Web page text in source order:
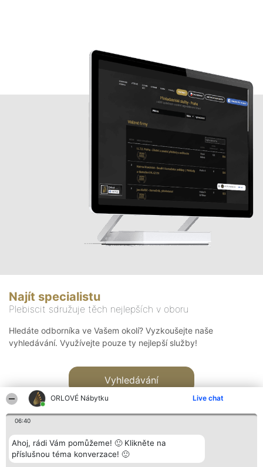
ORLOVÉ Nábytku Live chat
06:40
Ahoj, rádi Vám pomůžeme! 🙂 Klikněte na
příslušnou téma konverzace! 🙂
Najít specialistu
Plebiscit sdružuje těch nejlepších v oboru
Hledáte odborníka ve Vašem okolí? Vyzkoušejte naše
vyhledávání. Využívejte pouze ty nejlepší služby!
Vyhledávání